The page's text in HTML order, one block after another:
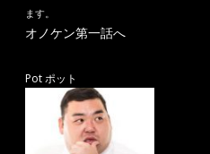
ます。
オノケン第一話へ
Pot ポット